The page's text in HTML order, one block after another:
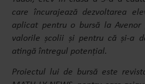
care încurajează dezvoltarea
aplicat pentru o bursă la
valorile școlii și pentru că și-a
atingă întregul potențial.
Proiectul lui de bursă este